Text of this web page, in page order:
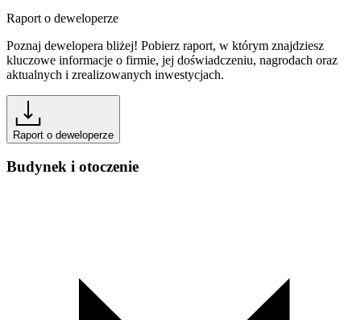
Raport o deweloperze
Poznaj dewelopera bliżej! Pobierz raport, w którym znajdziesz
kluczowe informacje o firmie, jej doświadczeniu, nagrodach oraz
aktualnych i zrealizowanych inwestycjach.
Raport o deweloperze
Budynek i otoczenie